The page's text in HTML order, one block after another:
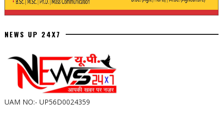
NEWS UP 24X7
UAM NO:- UP56D0024359